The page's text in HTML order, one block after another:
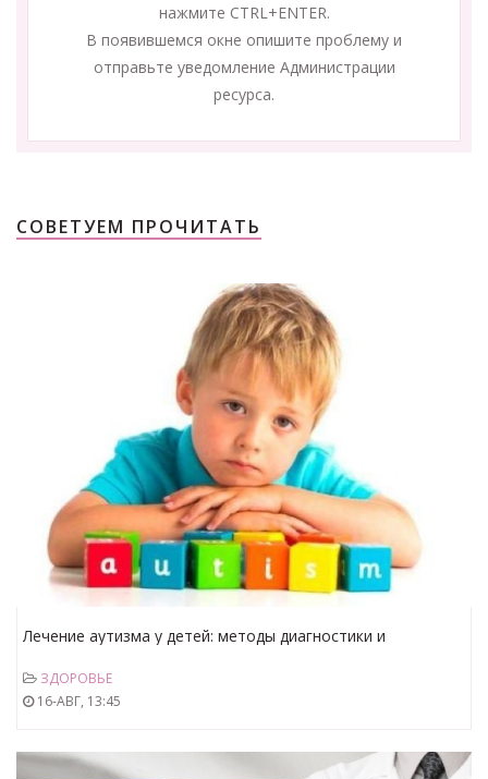
нажмите CTRL+ENTER.
В появившемся окне опишите проблему и
отправьте уведомление Администрации
ресурса.
СОВЕТУЕМ ПРОЧИТАТЬ
Лечение аутизма у детей: методы диагностики и
ЗДОРОВЬЕ
16-АВГ, 13:45